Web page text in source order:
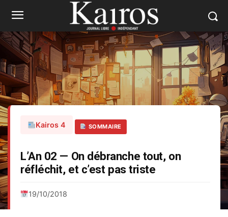
Kairos 4 SOMMAIRE
L’An 02 — On débranche tout, on
réfléchit, et c’est pas triste
19/10/2018